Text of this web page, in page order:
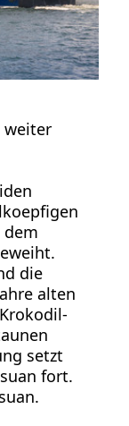
weiter
dem
die
alten
setzt
fort.